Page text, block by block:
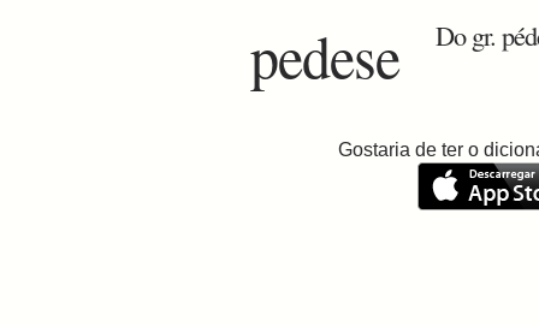
pedese Do gr.
Gostaria de ter o